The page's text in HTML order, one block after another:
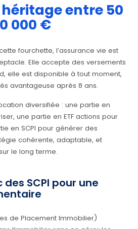
entre 50
000 €
fourchette, l’assurance vie est
Elle accepte des versements
elle est disponible à tout moment,
avantageuse après 8 ans.
diversifiée : une partie en
une partie en ETF actions pour
en SCPI pour générer des
cohérente, adaptable, et
le long terme.
SCPI pour une
de Placement Immobilier)